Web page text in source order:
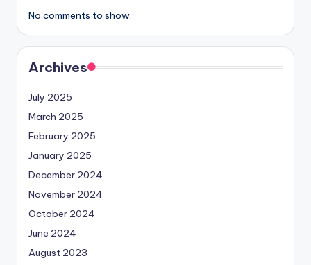
No comments to show.
Archives
July 2025
March 2025
February 2025
January 2025
December 2024
November 2024
October 2024
June 2024
August 2023